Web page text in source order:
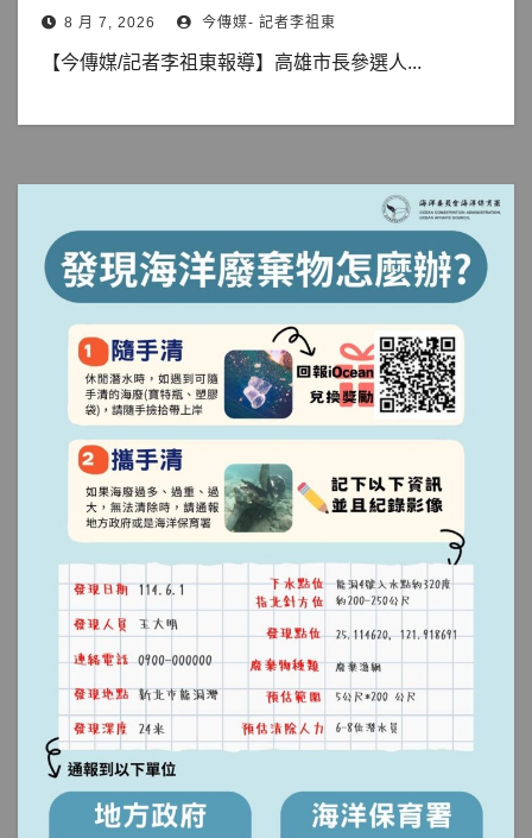
8 月 7, 2026 今傳媒- 記者李祖東
【今傳媒/記者李祖東報導】高雄市長參選人...